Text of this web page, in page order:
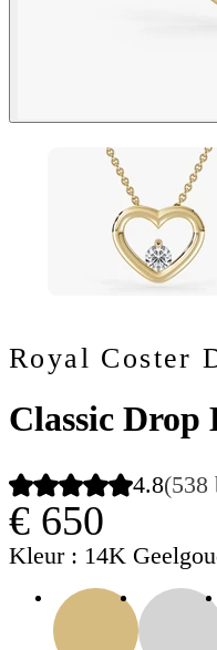
Royal Coster
Classic Drop
4.8(538
€ 650
Kleur : 14K